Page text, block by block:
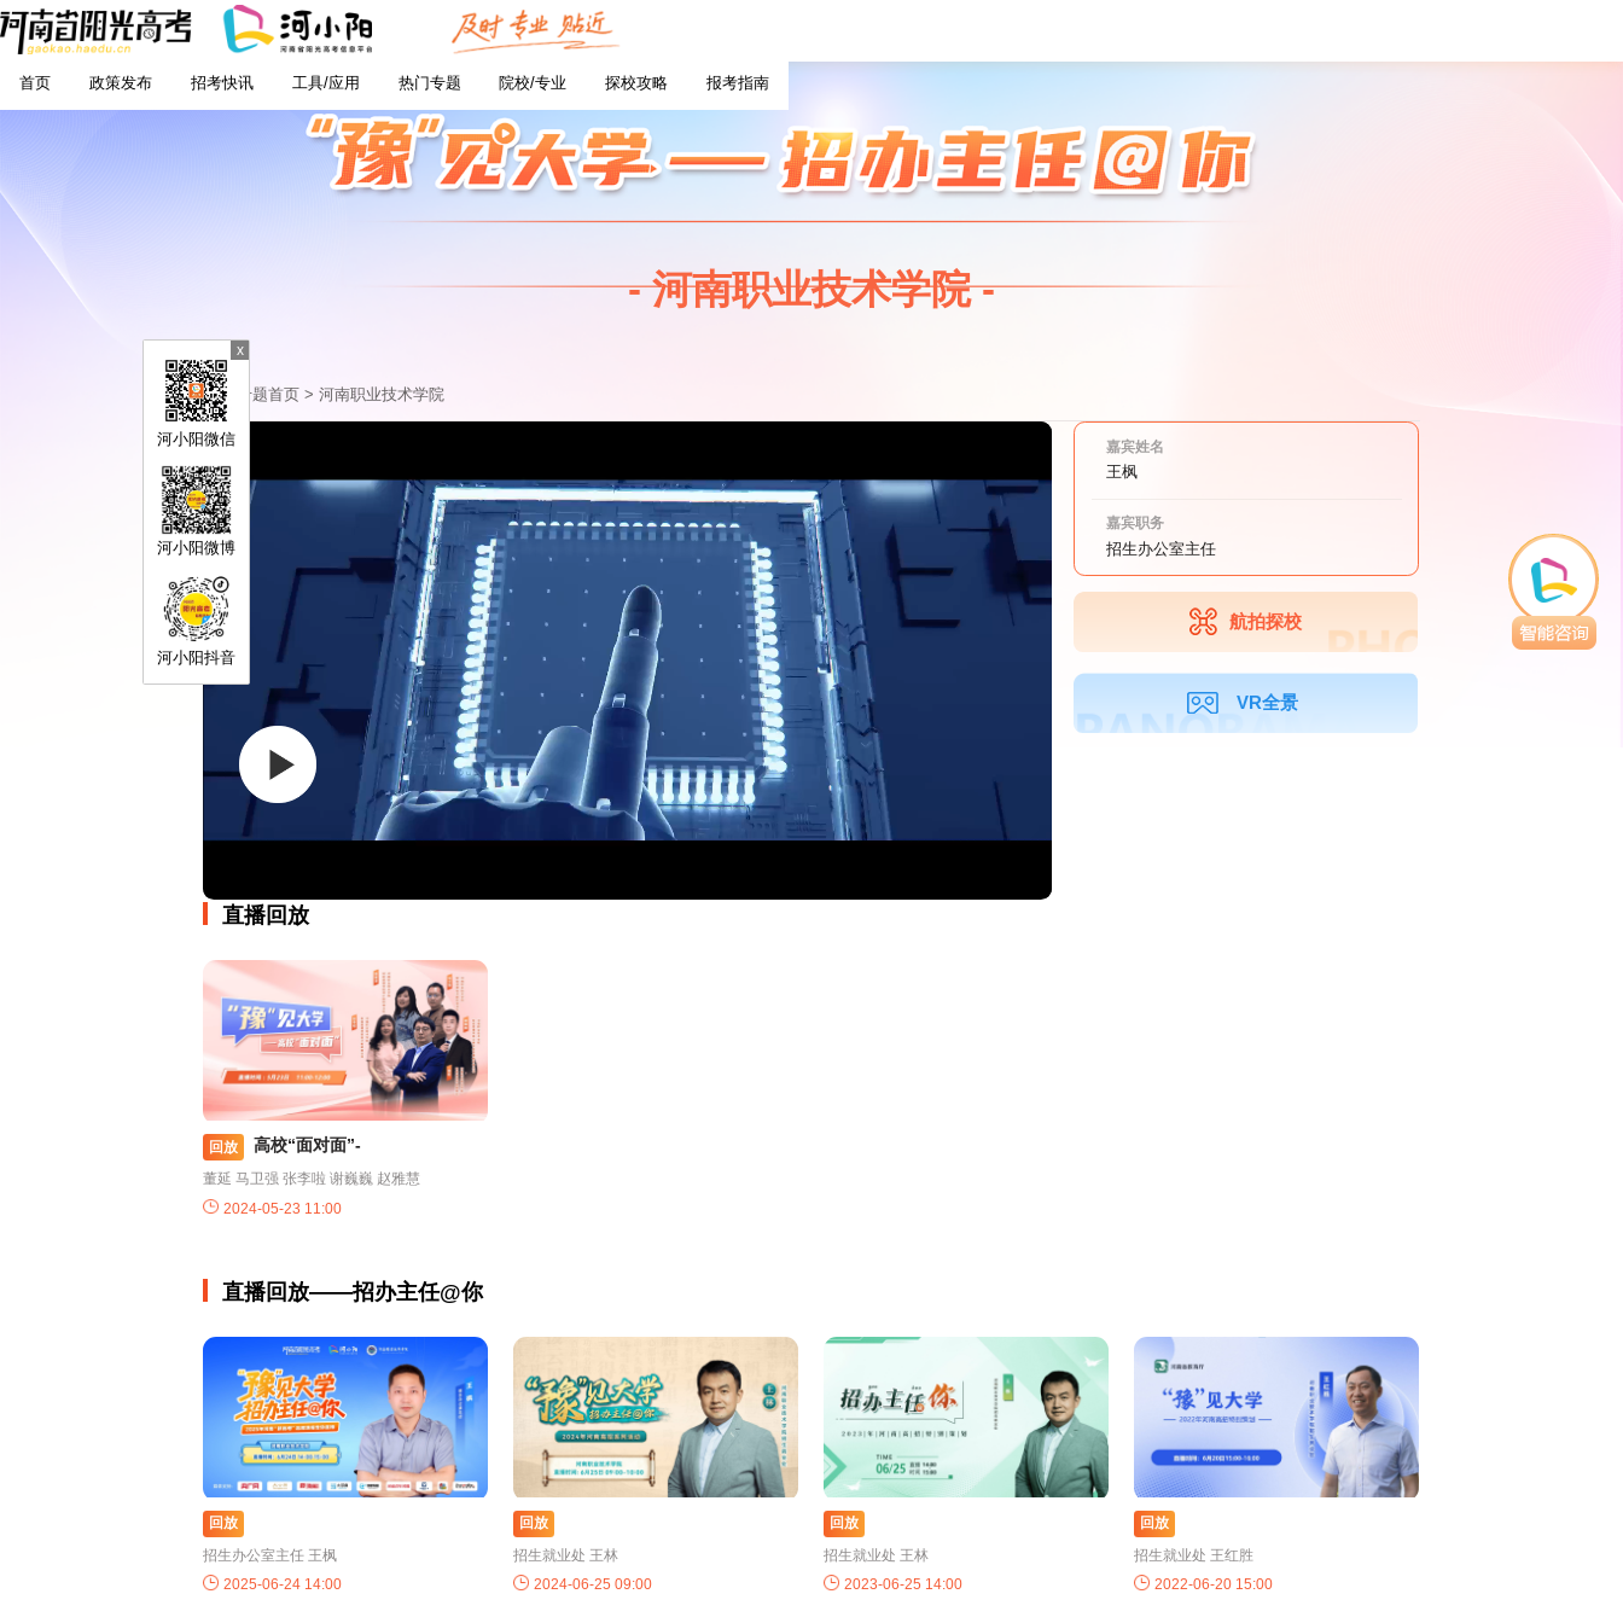
首页 政策发布 招考快讯 工具/应用 热门专题 院校/专业 探校攻略 报考指南
- 河南职业技术学院 -
专题首页 > 河南职业技术学院
嘉宾姓名
王枫
嘉宾职务
招生办公室主任
航拍探校
VR全景
直播回放­
回放 高校“面对面”-
董延 马卫强 张李啦 谢巍巍 赵雅慧
2024-05-23 11:00
直播回放——招办主任@你
回放
招生办公室主任 王枫
2025-06-24 14:00
回放
招生就业处 王林
2024-06-25 09:00
回放
招生就业处 王林
2023-06-25 14:00
回放
招生就业处 王红胜
2022-06-20 15:00
河小阳微信
河小阳微博
河小阳抖音
x